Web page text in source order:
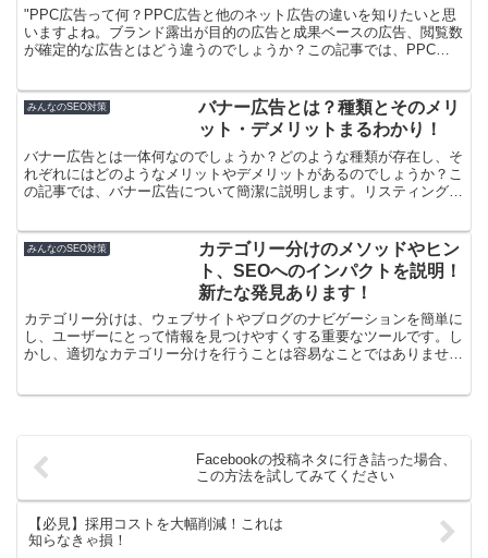
"PPC広告って何？PPC広告と他のネット広告の違いを知りたいと思
いますよね。ブランド露出が目的の広告と成果ベースの広告、閲覧数
が確定的な広告とはどう違うのでしょうか？この記事では、PPC広
みんなのSEO対策
バナー広告とは？種類とそのメリ
ット・デメリットまるわかり！
バナー広告とは一体何なのでしょうか？どのような種類が存在し、そ
れぞれにはどのようなメリットやデメリットがあるのでしょうか？こ
の記事では、バナー広告について簡潔に説明します。リスティング広
みんなのSEO対策
カテゴリー分けのメソッドやヒン
ト、SEOへのインパクトを説明！
新たな発見あります！
カテゴリー分けは、ウェブサイトやブログのナビゲーションを簡単に
し、ユーザーにとって情報を見つけやすくする重要なツールです。し
かし、適切なカテゴリー分けを行うことは容易なことではありませ
Facebookの投稿ネタに行き詰った場合、
この方法を試してみてください
【必見】採用コストを大幅削減！これは
知らなきゃ損！